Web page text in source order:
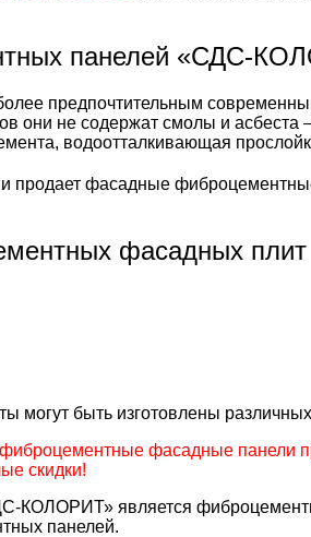
панелей «СДС-
предпочтительным
они не содержат смолы и
водоотталкивающая
фасадные
фасадных плит
могут быть изготовлены
фасадные
скидки!
КОЛОРИТ» является
панелей.